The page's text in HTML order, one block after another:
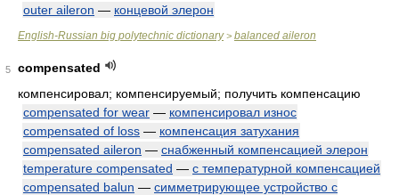
outer aileron — концевой элерон
English-Russian big polytechnic dictionary> balanced aileron
5
compensated
компенсировал; компенсируемый; получить компенсацию
compensated for wear — компенсировал износ
compensated of loss — компенсация затухания
compensated aileron — снабженный компенсацией элерон
temperature compensated — с температурной компенсацией
compensated balun — симметрирующее устройство с